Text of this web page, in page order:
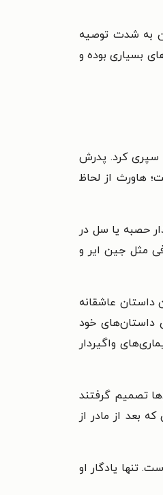
آن به شدت توصیه
بسیاری بوده و
را سپری کرد. پدرش
هاورث از لحاظ
حصبه یا سل در
مثل جین ایر و
داستان عاشقانه
داستان‌های خود
واگیردار
تصمیم‌ گرفتند
بعد از مادر از
تنها یادگار او